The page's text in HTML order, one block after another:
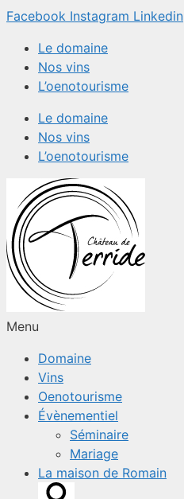
Aller
contenu
Facebook Instagram Linkedin
Le domaine
Nos vins
L’oenotourisme
Le domaine
Nos vins
L’oenotourisme
Menu
Domaine
Vins
Oenotourisme
Évènementiel
Séminaire
Mariage
La maison de Romain